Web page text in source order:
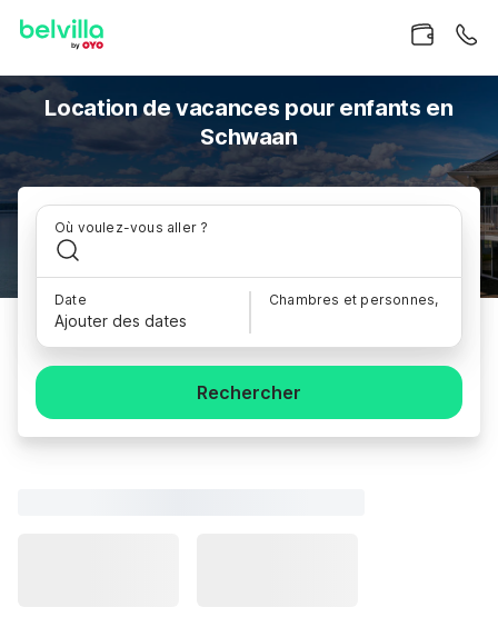
Location de vacances pour enfants en
Schwaan
Où voulez-vous aller ?
Date
Ajouter des dates
Chambres et personnes,
Rechercher